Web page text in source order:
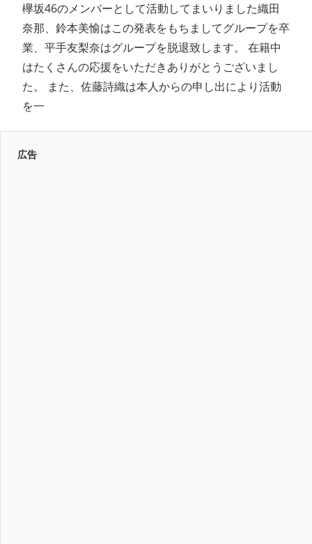
欅坂46のメンバーとして活動してまいりました織田
奈那、鈴本美愉はこの発表をもちましてグループを卒
業、平手友梨奈はグループを脱退致します。 在籍中
はたくさんの応援をいただきありがとうございまし
た。 また、佐藤詩織は本人からの申し出により活動
を一
広告